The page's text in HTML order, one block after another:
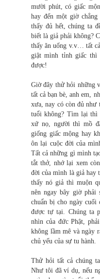
mười phút, có giấc
hay đến một giờ
thấy đủ hết, chúng ta
biết là giả phải không?
thấy ăn uống v.v… tất
giật mình tỉnh giấc thì
được!
Giờ đây thử hỏi những
tất cả bạn bè, anh em,
xưa, nay có còn đủ
tuổi không? Tìm lại thì
xứ nọ, người thì mồ
giống giấc mộng hay
ôn lại cuộc đời của
Tất cả những gì mình
tắt thở, nhớ lại xem
đời của mình là giả hay
thấy nó giả thì muộn
nên ngay bây giờ
chuẩn bị cho ngày cuối
được tự tại. Chúng ta
nhìn của đức Phật,
không lầm mê và ngày
chủ yếu của sự tu hành.
Thử hỏi tất cả chúng
Như tôi đã ví dụ, nếu